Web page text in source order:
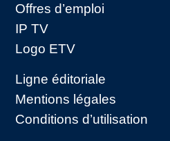
Offres d’emploi
IP TV
Logo ETV
Ligne éditoriale
Mentions légales
Conditions d’utilisation